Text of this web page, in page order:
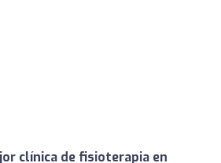
clínica de fisioterapia en